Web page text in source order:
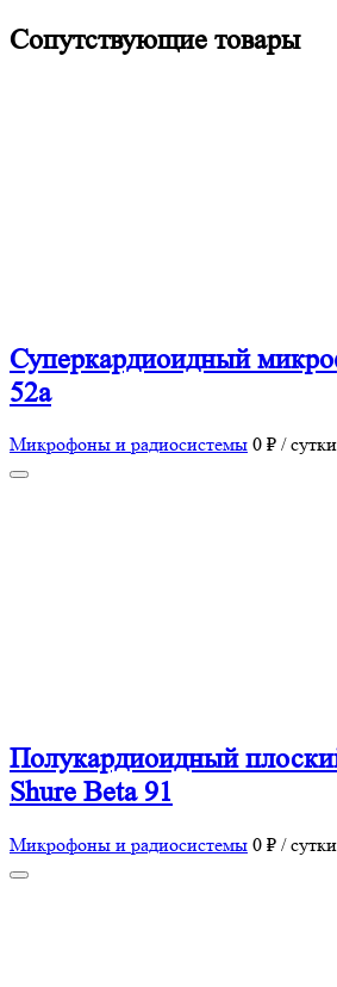
Сопутствующие товары
Суперкардиоидный
52a
Микрофоны и радиосистемы 0 ₽ / сутки
Полукардиоидный
Shure Beta 91
Микрофоны и радиосистемы 0 ₽ / сутки